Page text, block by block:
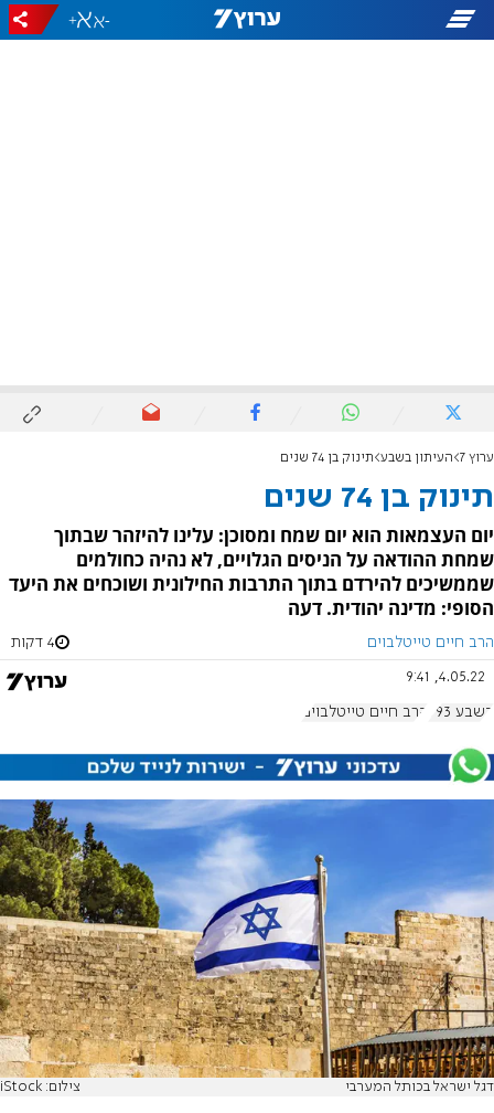
-
+
ערוץ 7 העיתון בשבע תינוק בן 74 שנים
תינוק בן 74 שנים
יום העצמאות הוא יום שמח ומסוכן: עלינו להיזהר שבתוך
שמחת ההודאה על הניסים הגלויים, לא נהיה כחולמים
שממשיכים להירדם בתוך התרבות החילונית ושוכחים את היעד
הסופי: מדינה יהודית. דעה
הרב חיים טייטלבוים 4 דקות
4.05.22, 9:41
בשבע 993 הרב חיים טייטלבוים
דגל ישראל בכותל המערבי צילום: iStock